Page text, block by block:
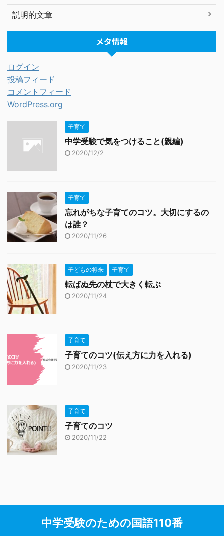
説明的文章
メタ情報
ログイン
投稿フィード
コメントフィード
WordPress.org
子育て
中学受験で気をつけること(親編)
2020/12/2
子育て
忘れがちな子育てのコツ。大切にするの
は誰？
2020/11/26
子どもの将来 子育て
転ばぬ先の杖で大きく転ぶ
2020/11/24
子育て
子育てのコツ(伝え方に力を入れる)
2020/11/23
子育て
子育てのコツ
2020/11/22
中学受験のための国語110番